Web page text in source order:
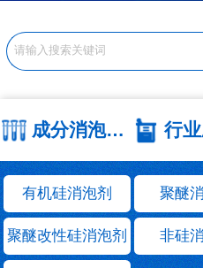
成分消泡剂系列
有机硅消泡剂 聚醚
聚醚改性硅消泡剂 非硅